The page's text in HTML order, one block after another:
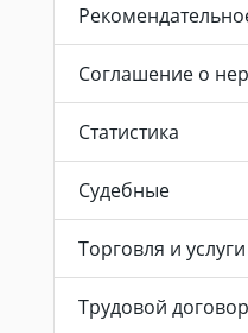
Соглашение о
Статистика
Судебные
Торговля и услуги
Трудовой договор